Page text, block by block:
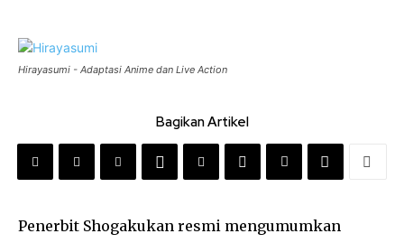
Hirayasumi - Adaptasi Anime dan Live Action
Bagikan Artikel
Penerbit Shogakukan resmi mengumumkan